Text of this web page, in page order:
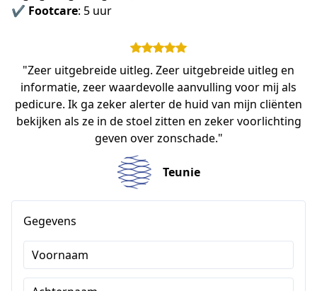
✔ Footcare: 5 uur
"Zeer uitgebreide uitleg. Zeer uitgebreide uitleg en
informatie, zeer waardevolle aanvulling voor mij als
pedicure. Ik ga zeker alerter de huid van mijn cliënten
bekijken als ze in de stoel zitten en zeker voorlichting
geven over zonschade."
Teunie
Gegevens
Voornaam